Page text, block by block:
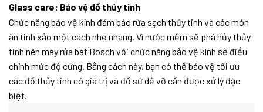
Glass care: Bảo vệ đồ thủy tinh
Chức năng bảo vệ kính đảm bảo rửa sạch thủy tinh và các món
ăn tinh xảo một cách nhẹ nhàng. Vì nước mềm sẽ phá hủy thủy
tinh nên máy rửa bát Bosch với chức năng bảo vệ kính sẽ điều
chỉnh mức độ cứng. Bằng cách này, bạn có thể bảo vệ tối ưu
các đồ thủy tinh có giá trị và đồ sứ dễ vỡ cần được xử lý đặc
biệt.